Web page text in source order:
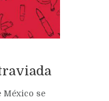
México se